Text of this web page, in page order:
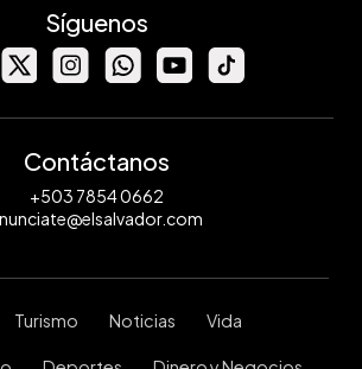
Síguenos
Contáctanos
+503 7854 0662
Turismo Noticias Vida